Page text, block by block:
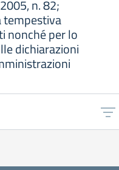
n. 82;
tempestiva
nonché per lo
dichiarazioni